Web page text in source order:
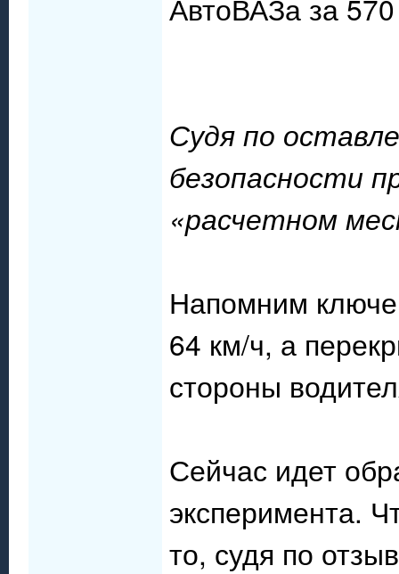
АвтоВАЗа за
Судя по
безопасности
«расчетном
Напомним
64 км/ч, а
стороны
Сейчас идет
эксперимента.
то, судя по